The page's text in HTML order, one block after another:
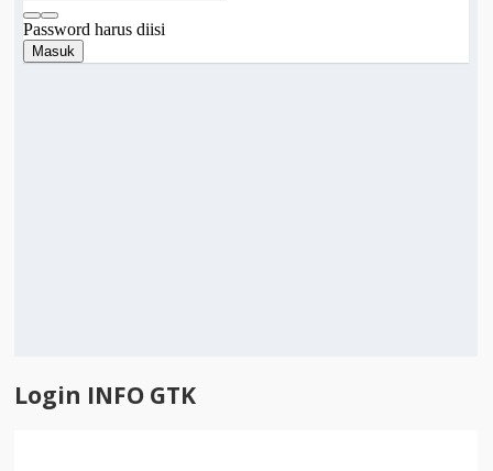
Login INFO GTK